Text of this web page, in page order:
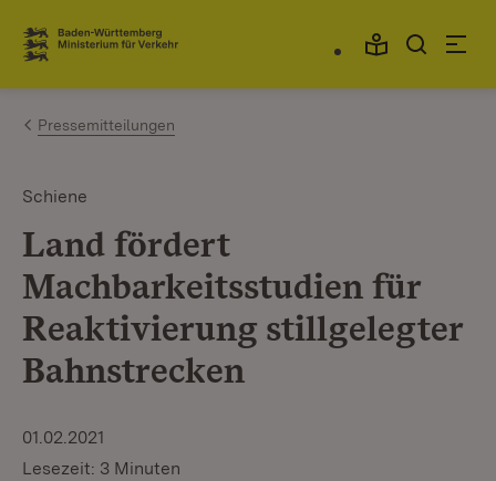
Zum Inhalt springen
Link zur Startseite
Pressemitteilungen
Schiene
Land fördert
Machbarkeitsstudien für
Reaktivierung stillgelegter
Bahnstrecken
01.02.2021
Lesezeit: 3 Minuten